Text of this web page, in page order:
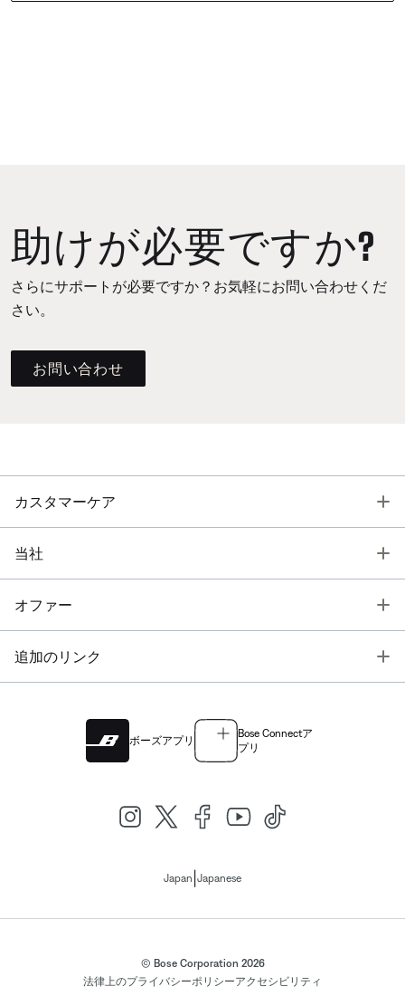
助けが必要ですか?
さらにサポートが必要ですか？お気軽にお問い合わせくだ
さい。
お問い合わせ
カスタマーケア
当社
オファー
追加のリンク
ボーズアプリ
Bose Connectア
プリ
Japan Japanese
© Bose Corporation 2026
法律上のプライバシーポリシーアクセシビリティ